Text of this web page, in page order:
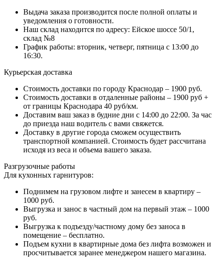
Выдача заказа производится после полной оплаты и
уведомления о готовности.
Наш склад находится по адресу: Ейское шоссе 50/1,
склад №8
График работы: вторник, четверг, пятница с 13:00 до
16:30.
Курьерская доставка
Стоимость доставки по городу Краснодар – 1900 руб.
Стоимость доставки в отдаленные районы – 1900 руб +
от границы Краснодара 40 руб/км.
Доставим ваш заказ в будние дни с 14:00 до 22:00. За час
до приезда наш водитель с вами свяжется.
Доставку в другие города сможем осуществить
транспортной компанией. Стоимость будет рассчитана
исходя из веса и объема вашего заказа.
Разгрузочные работы
Для кухонных гарнитуров:
Поднимем на грузовом лифте и занесем в квартиру –
1000 руб.
Выгрузка и занос в частный дом на первый этаж – 1000
руб.
Выгрузка к подъезду/частному дому без заноса в
помещение – бесплатно.
Подъем кухни в квартирные дома без лифта возможен и
просчитывается заранее менеджером нашего магазина.